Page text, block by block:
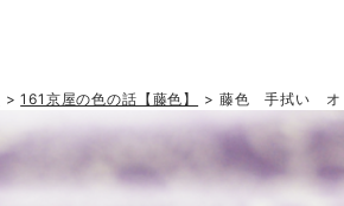
>161京屋の色の話【藤色】 > 藤色 手拭い オ